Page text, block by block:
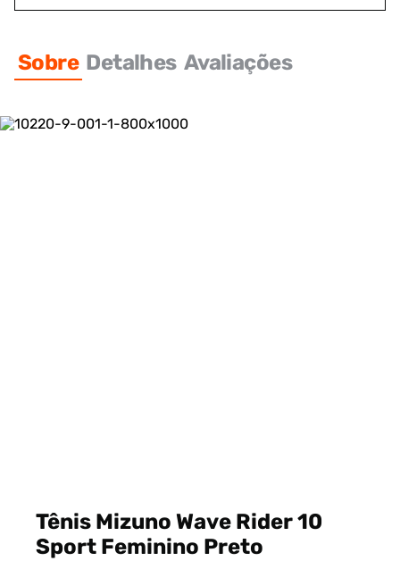
Sobre Detalhes Avaliações
Tênis Mizuno Wave Rider 10
Sport Feminino Preto